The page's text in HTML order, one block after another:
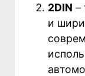
2DIN –
и